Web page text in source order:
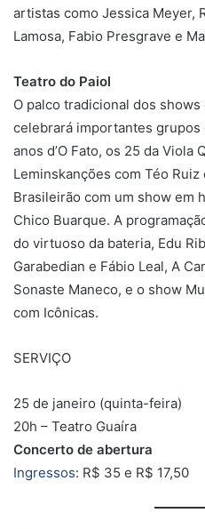
artistas como Jessica Meyer,
Lamosa, Fabio Presgrave e
Teatro do Paiol
O palco tradicional dos shows
celebrará importantes
anos d’O Fato, os 25 da Viola
Leminskanções com Téo
Brasileirão com um show em
Chico Buarque. A
do virtuoso da bateria, Edu
Garabedian e Fábio Leal, A
Sonaste Maneco, e o show
com Icônicas.
SERVIÇO
25 de janeiro (quinta-feira)
20h – Teatro Guaíra
Concerto de abertura
Ingressos: R$ 35 e R$ 17,50